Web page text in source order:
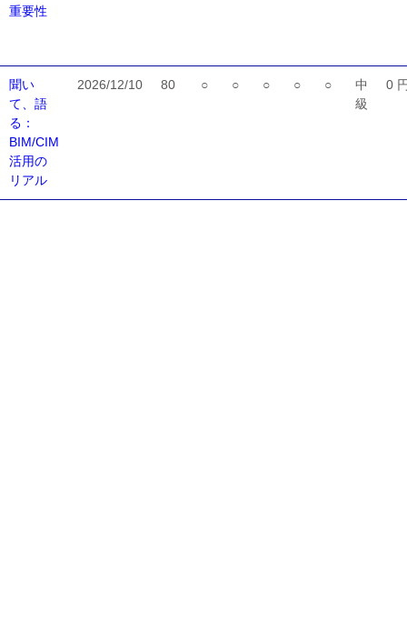
重要性
聞い
て、語
る：
BIM/CIM
活用の
リアル
2026/12/10 80 ○ ○ ○ ○ ○
中
級
0